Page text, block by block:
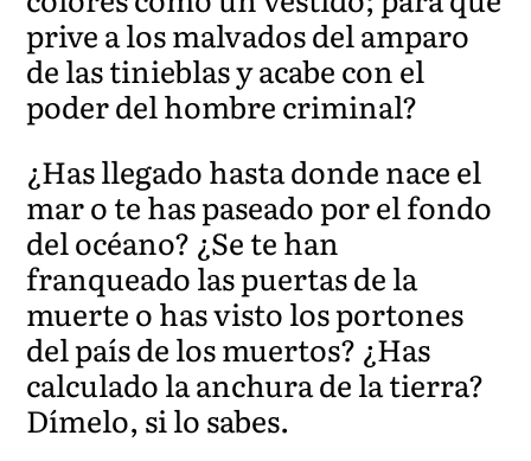
prive a los malvados del amparo
de las tinieblas y acabe con el
poder del hombre criminal?
¿Has llegado hasta donde nace el
mar o te has paseado por el fondo
del océano? ¿Se te han
franqueado las puertas de la
muerte o has visto los portones
del país de los muertos? ¿Has
calculado la anchura de la tierra?
Dímelo, si lo sabes.